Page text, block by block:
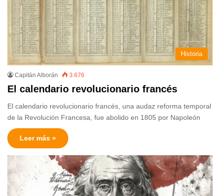
Historia
Capitán Alborán 3.676
El calendario revolucionario francés
El calendario revolucionario francés, una audaz reforma temporal
de la Revolución Francesa, fue abolido en 1805 por Napoleón
Leer más »